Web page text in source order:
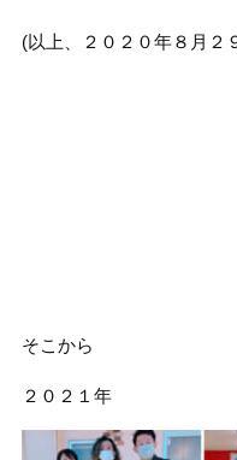
(以上、２０２０年８月２
そこから
２０２１年